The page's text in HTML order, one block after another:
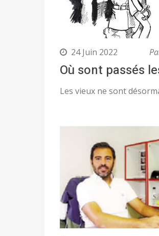
24 Juin 2022
Où sont passés
Les vieux ne sont